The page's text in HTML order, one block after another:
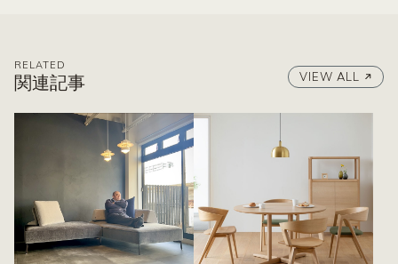
RELATED
関連記事 VIEW ALL